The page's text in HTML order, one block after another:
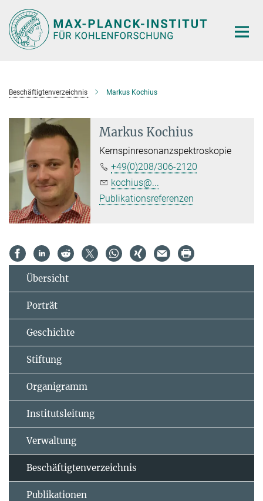
Hauptinhalt
Beschäftigtenverzeichnis Markus Kochius
Markus Kochius
Kernspinresonanzspektroskopie
+49(0)208/306-2120
kochius@...
Publikationsreferenzen
Übersicht
Porträt
Geschichte
Stiftung
Organigramm
Institutsleitung
Verwaltung
Beschäftigtenverzeichnis
Publikationen